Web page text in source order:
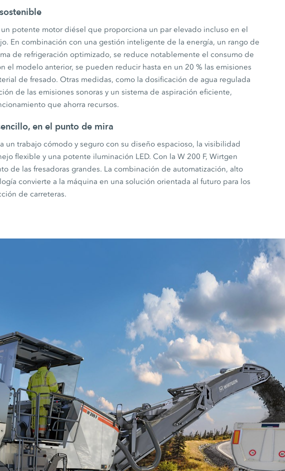
potente motor diésel que proporciona un par elevado incluso en el
En combinación con una gestión inteligente de la energía, un rango de
de refrigeración optimizado, se reduce notablemente el consumo de
el modelo anterior, se pueden reducir hasta en un 20 % las emisiones
de fresado. Otras medidas, como la dosificación de agua regulada
de las emisiones sonoras y un sistema de aspiración eficiente,
que ahorra recursos.
en el punto de mira
un trabajo cómodo y seguro con su diseño espacioso, la visibilidad
flexible y una potente iluminación LED. Con la W 200 F, Wirtgen
de las fresadoras grandes. La combinación de automatización, alto
convierte a la máquina en una solución orientada al futuro para los
de carreteras.